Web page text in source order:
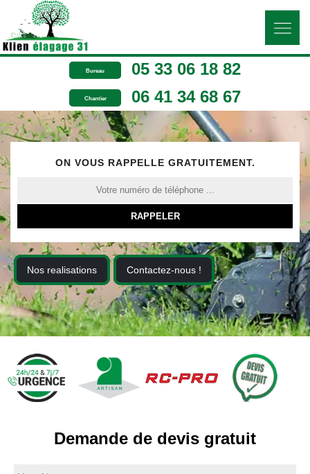
Bureau 05 33 06 18 82
Chantier 06 41 34 68 67
ON VOUS RAPPELLE GRATUITEMENT.
Nos realisations Contactez-nous !
Demande de devis gratuit